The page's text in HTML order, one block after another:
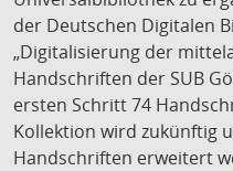
der Deutschen Digitalen
„Digitalisierung der
Handschriften der SUB
ersten Schritt 74
Kollektion wird zukünftig
Handschriften erweitert